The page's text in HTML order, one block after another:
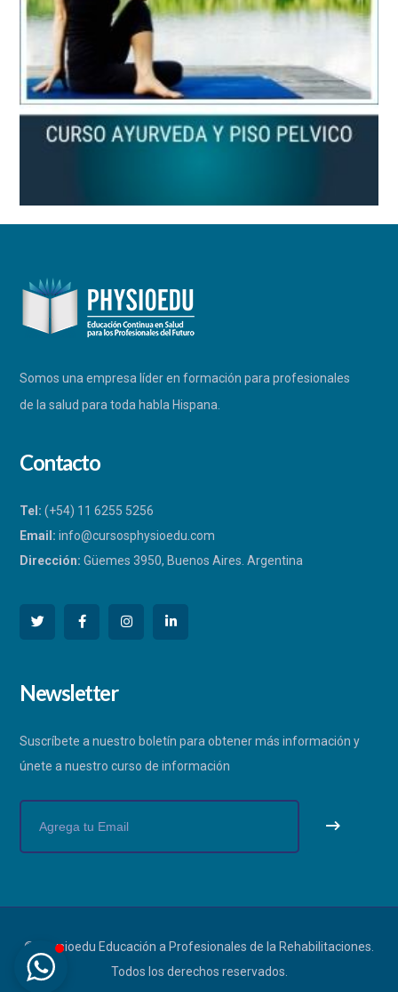
Somos una empresa líder en formación para profesionales
de la salud para toda habla Hispana.
Respondemos a la brevedad
Contacto
Tel: (+54) 11 6255 5256
Email: info@cursosphysioedu.com
Dirección: Güemes 3950, Buenos Aires. Argentina
Newsletter
Suscríbete a nuestro boletín para obtener más información y
únete a nuestro curso de información
© Physioedu Educación a Profesionales de la Rehabilitaciones.
Todos los derechos reservados.